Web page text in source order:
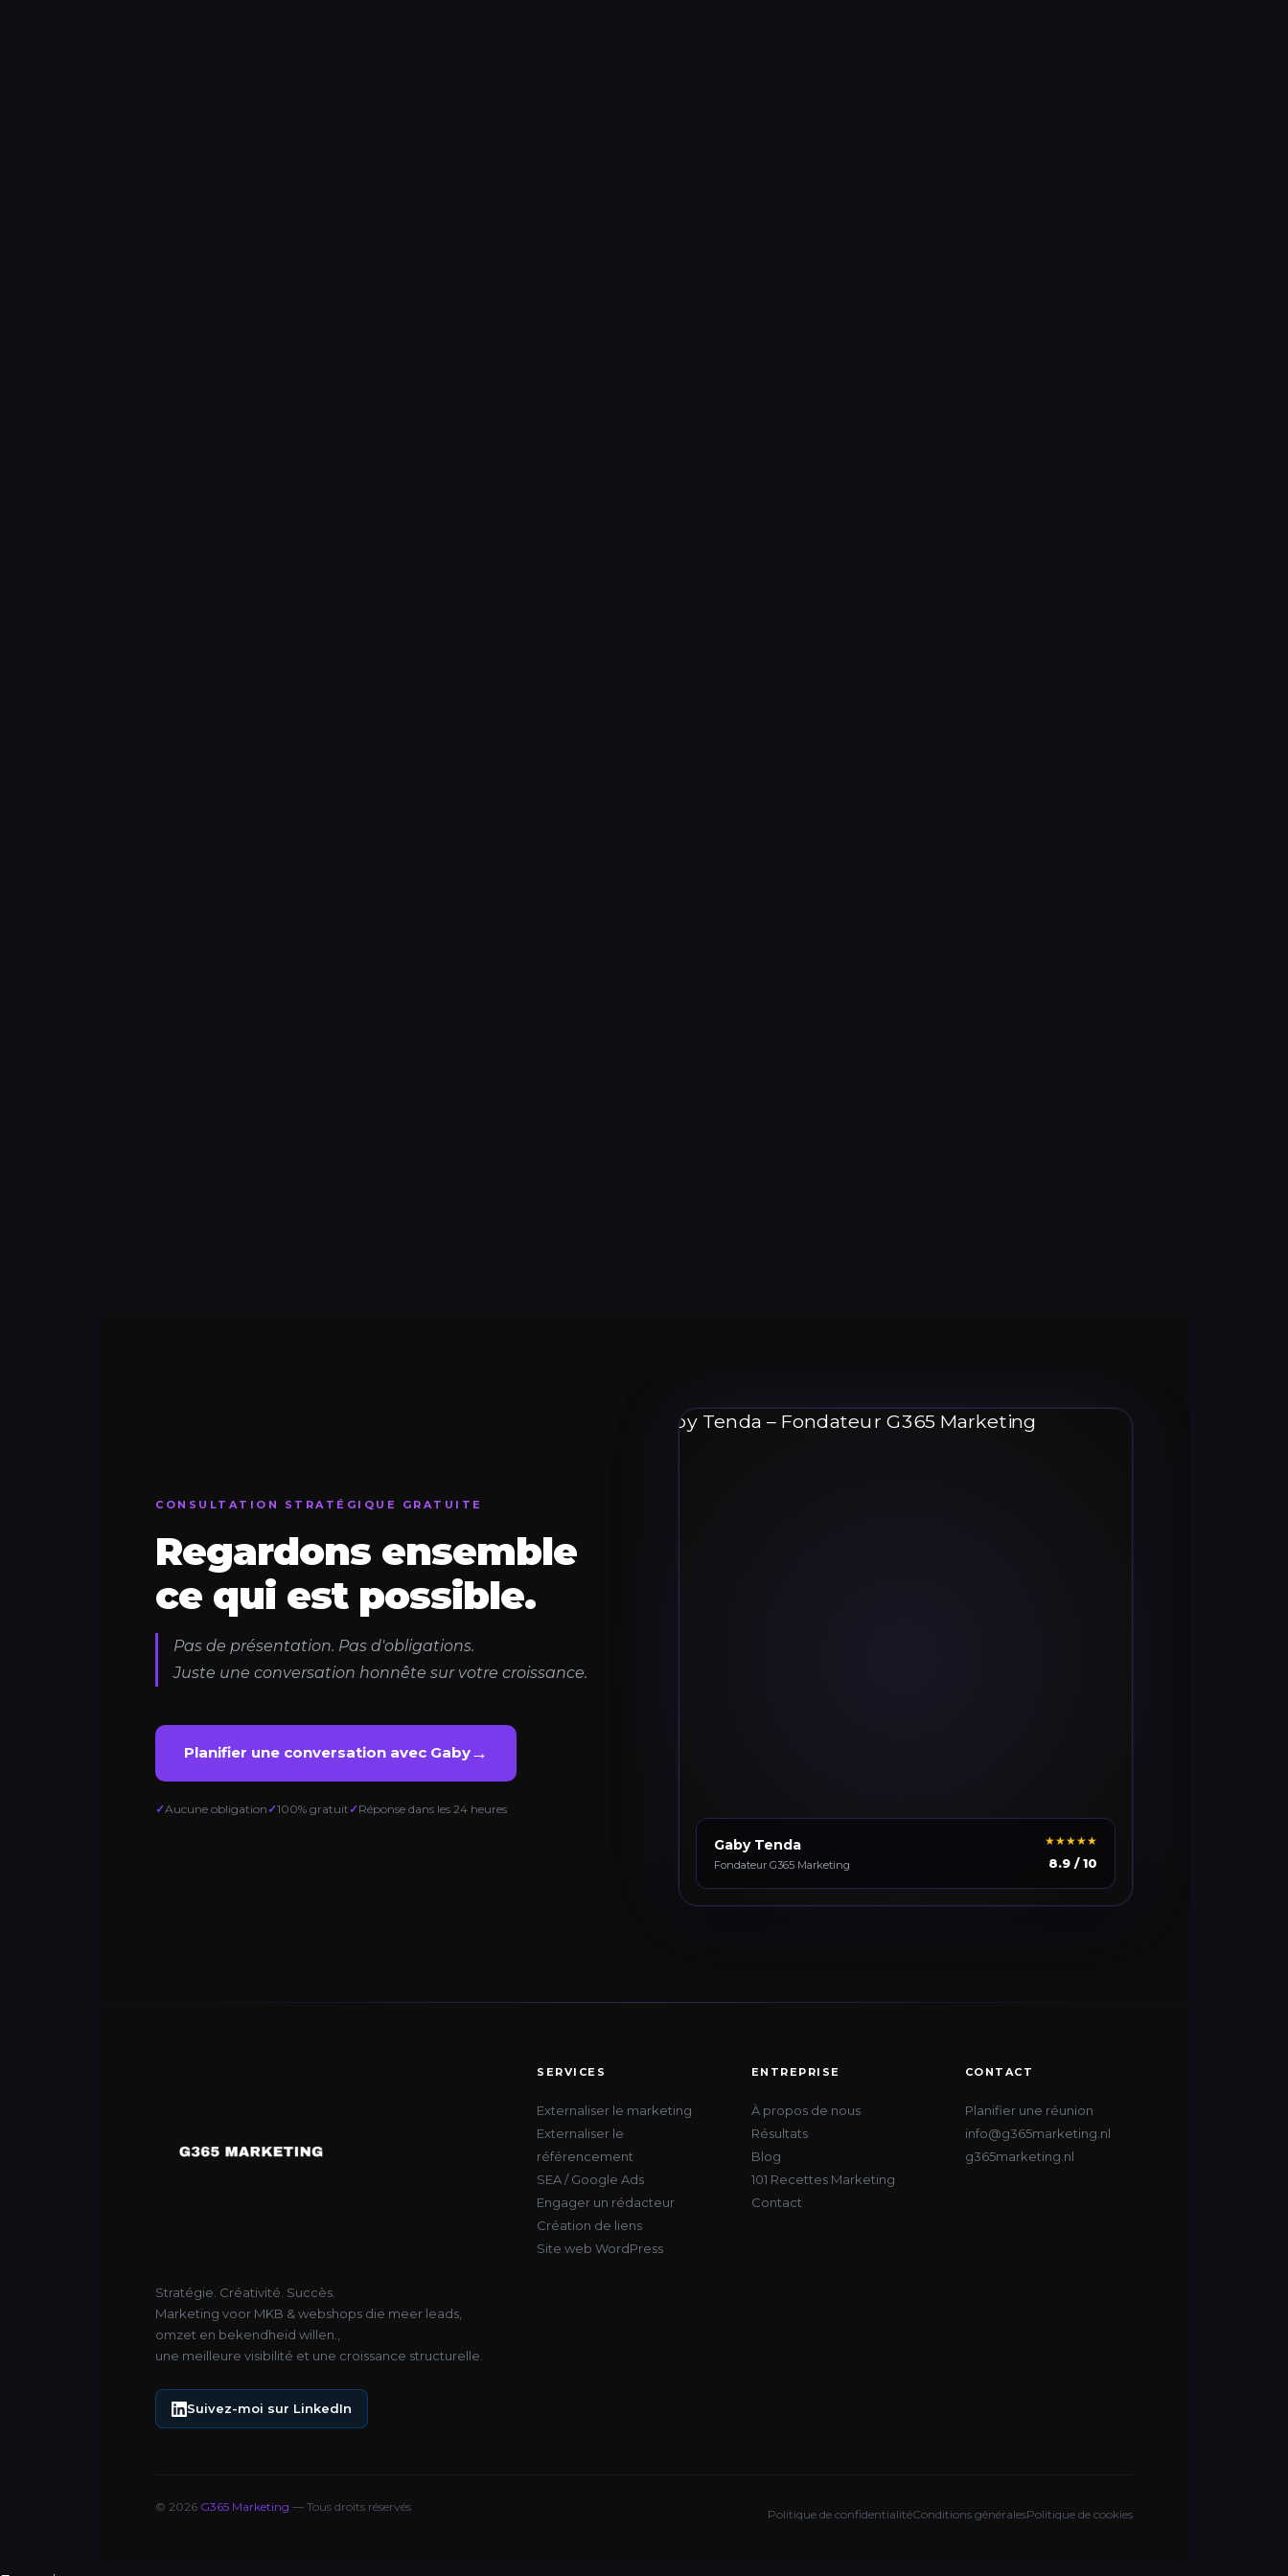
CONSULTATION STRATÉGIQUE GRATUITE
Regardons ensemble
ce qui est possible.
Pas de présentation. Pas d'obligations.
Juste une conversation honnête sur votre croissance.
Planifier une conversation avec Gaby→
Aucune obligation 100% gratuit Réponse dans les 24 heures
Gaby Tenda
Fondateur G365 Marketing
★★★★★
8.9 / 10
Stratégie. Créativité. Succès.
Marketing voor MKB & webshops die meer leads,
omzet en bekendheid willen.,
une meilleure visibilité et une croissance structurelle.
Suivez-moi sur LinkedIn
SERVICES
Externaliser le marketing
Externaliser le
référencement
SEA / Google Ads
Engager un rédacteur
Création de liens
Site web WordPress
ENTREPRISE
À propos de nous
Résultats
Blog
101 Recettes Marketing
Contact
CONTACT
Planifier une réunion
info@g365marketing.nl
g365marketing.nl
© 2026 G365 Marketing — Tous droits réservés Politique de confidentialitéConditions généralesPolitique de cookies